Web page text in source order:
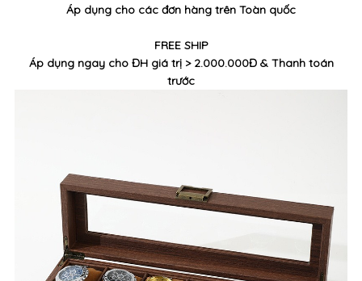
Áp dụng cho các đơn hàng trên Toàn quốc
FREE SHIP
Áp dụng ngay cho ĐH giá trị > 2.000.000Đ & Thanh toán
trước